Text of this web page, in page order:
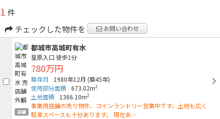
1 件
チェックした物件を
お問い合わせ
店舗
都城市高城町有水
星原入口 徒歩1分
780万円
築年月 1980年12月 (築45年)
使用部分面積
673.02m2
土地面積 1366.10m2
事業用店舗の売り物件、コインランドリー営業中です。土地も広く
駐車スペースも十分あります。 現在未…